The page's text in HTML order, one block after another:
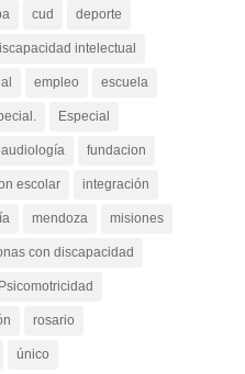
cud deporte
intelectual
empleo escuela
Especial
fundacion
escolar integración
mendoza misiones
con discapacidad
Psicomotricidad
rosario
único